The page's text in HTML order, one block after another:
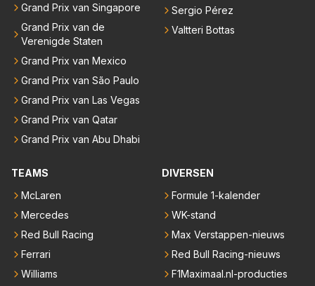
Grand Prix van Singapore
Grand Prix van de
Verenigde Staten
Grand Prix van Mexico
Grand Prix van São Paulo
Grand Prix van Las Vegas
Grand Prix van Qatar
Grand Prix van Abu Dhabi
Sergio Pérez
Valtteri Bottas
TEAMS
McLaren
Mercedes
Red Bull Racing
Ferrari
Williams
DIVERSEN
Formule 1-kalender
WK-stand
Max Verstappen-nieuws
Red Bull Racing-nieuws
F1Maximaal.nl-producties